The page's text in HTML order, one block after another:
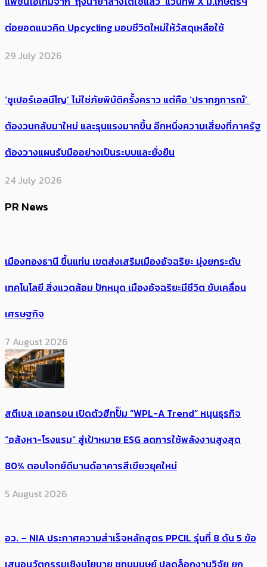
ต่อยอดแนวคิด Upcycling มอบชีวิตใหม่ให้วัสดุเหลือใช้
29 July 2026
‘ซูเปอร์เอลนีโญ’ ไม่ใช่ภัยพิบัติครั้งคราว แต่คือ ‘ปรากฏการณ์’ ​
ต้อง​วนกลับมาใหม่ และรุนแรงมากขึ้น อีกหนึ่งความเสี่ยงที่ภาครัฐ
ต้องวางแผนรับมืออย่างเป็นระบบและยั่งยืน
24 July 2026
PR News
เมืองทองธานี ขึ้นแท่น เขตส่งเสริมเมืองอัจฉริยะ มุ่งยกระดับ
เทคโนโลยี สิ่งแวดล้อม ปักหมุด เมืองอัจฉริยะมีชีวิต ขับเคลื่อน
เศรษฐกิจ
7 August 2026
สตีเบล เอลทรอน เปิดตัวฮีทปั๊ม “WPL-A Trend” หนุนธุรกิจ
“อสังหา-โรงแรม” สู่เป้าหมาย ESG ลดการใช้พลังงานสูงสุด
80% ตอบโจทย์ดีมานด์อาคารสีเขียวยุคใหม่
5 August 2026
อว. – NIA ประกาศความสำเร็จหลักสูตร PPCIL รุ่นที่ 8 ดัน 5 ข้อ
เสนอนวัตกรรมเชิงนโยบาย ชูทุนมนุษย์ ปลดล็อกงานวิจัย ยก